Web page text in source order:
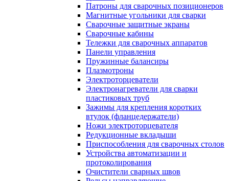
Патроны для сварочных позиционеров
Магнитные угольники для сварки
Сварочные защитные экраны
Сварочные кабины
Тележки для сварочных аппаратов
Панели управления
Пружинные балансиры
Плазмотроны
Электроторцеватели
Электронагреватели для сварки
пластиковых труб
Зажимы для крепления коротких
втулок (фланцедержатели)
Ножи электроторцевателя
Редукционные вкладыши
Приспособления для сварочных столов
Устройства автоматизации и
протоколирования
Очистители сварных швов